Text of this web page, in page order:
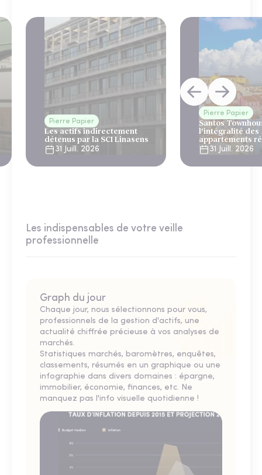
Pierre Papier
Les actifs indirectement
détenus par la SCI Linasens
31 Juill. 2026
Pierre Papier
Santos
l’intégralité des
appartements
Lisbonne
31 Juill. 2026
Les indispensables de votre veille
professionnelle
Graph du jour
Chaque jour, nous sélectionnons pour vous,
professionnels de la gestion d'actifs, une
actualité chiffrée précieuse à vos analyses de
marchés.
Statistiques marchés, baromètres, enquêtes,
classements, résumés en un graphique ou une
infographie dans divers domaines : épargne,
immobilier, économie, finances, etc. Ne
manquez pas l'info visuelle quotidienne !